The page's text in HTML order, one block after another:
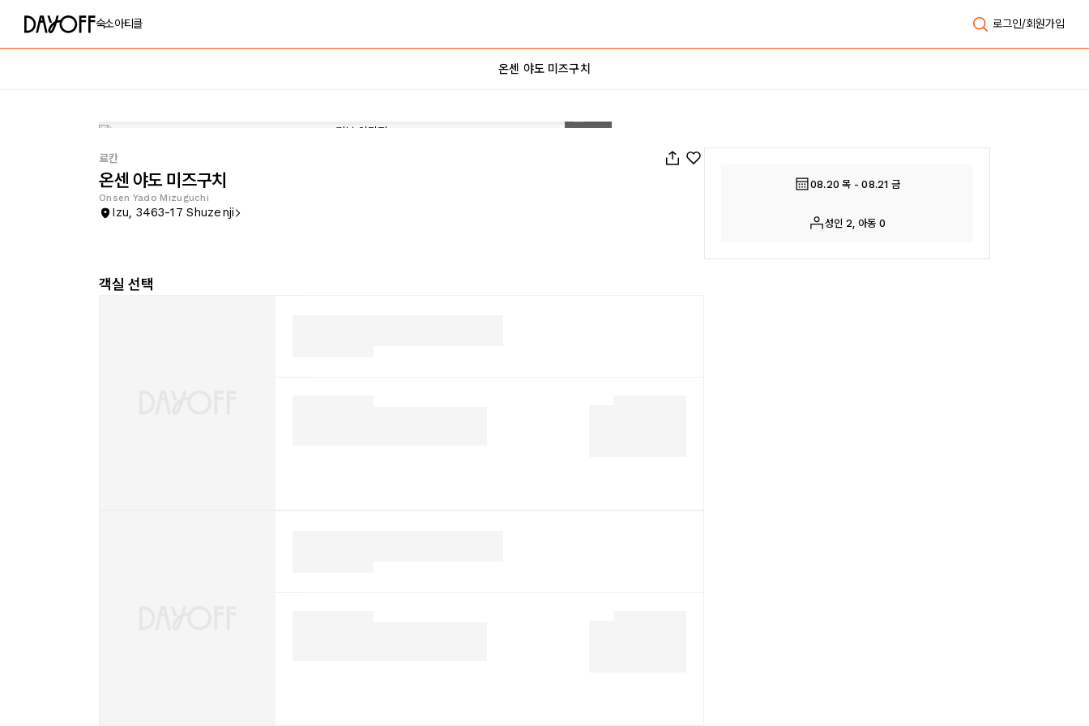
숙소아티클 로그인/회원가입
온센 야도 미즈구치
료칸
온센 야도 미즈구치
Onsen Yado Mizuguchi
Izu, 3463-17 Shuzenji
객실 선택
08.20 목 - 08.21 금
성인 2, 아동 0